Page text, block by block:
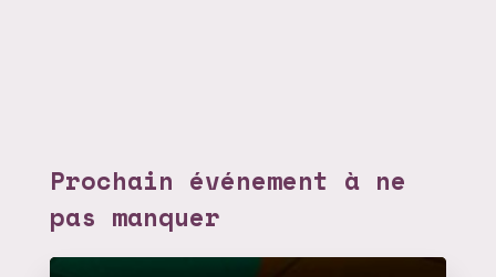
Prochain événement à ne
pas manquer